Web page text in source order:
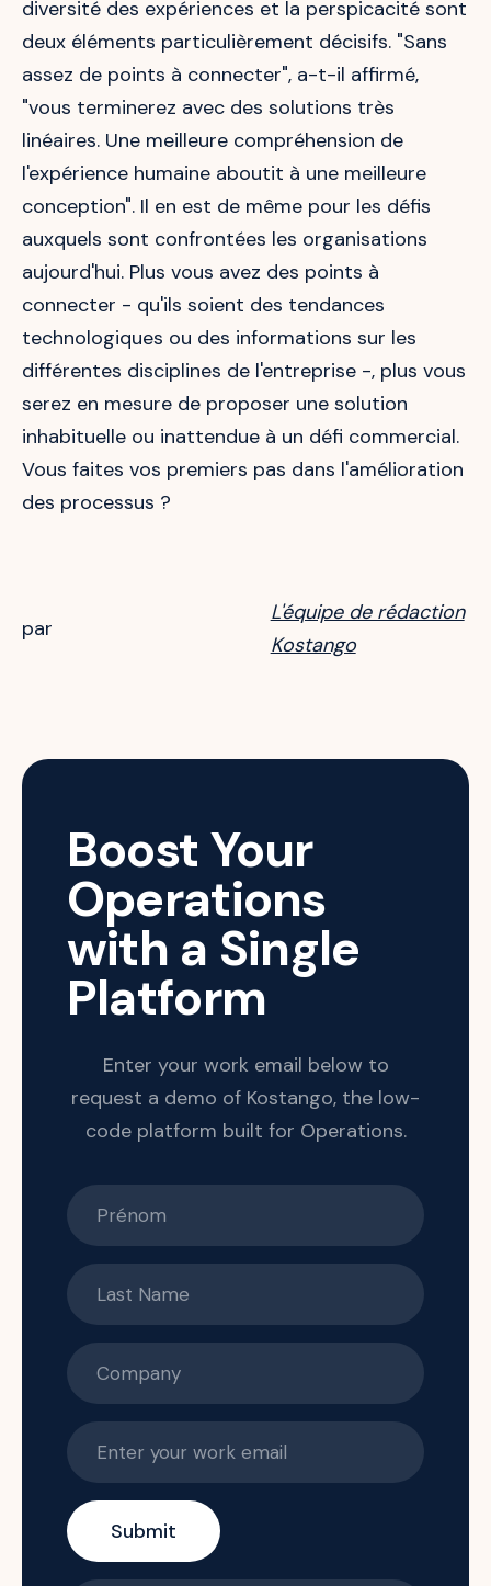
diversité des expériences et la perspicacité sont
deux éléments particulièrement décisifs. "Sans
assez de points à connecter", a-t-il affirmé,
"vous terminerez avec des solutions très
linéaires. Une meilleure compréhension de
l'expérience humaine aboutit à une meilleure
conception". Il en est de même pour les défis
auxquels sont confrontées les organisations
aujourd'hui. Plus vous avez des points à
connecter - qu'ils soient des tendances
technologiques ou des informations sur les
différentes disciplines de l'entreprise -, plus vous
serez en mesure de proposer une solution
inhabituelle ou inattendue à un défi commercial.
Vous faites vos premiers pas dans l'amélioration
des processus ?
par
L'équipe de rédaction
Kostango
Boost Your
Operations
with a Single
Platform
Enter your work email below to
request a demo of Kostango, the low-
code platform built for Operations.